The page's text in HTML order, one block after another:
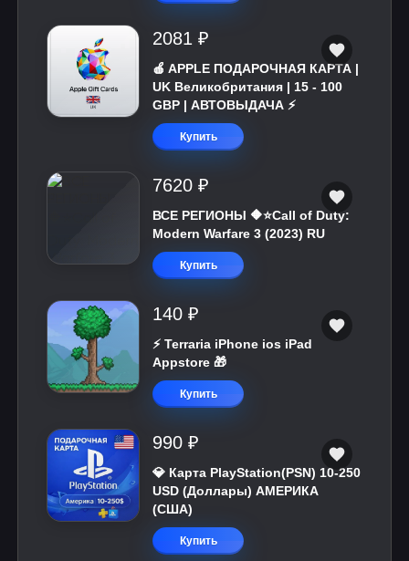
2081 ₽
🍎 APPLE ПОДАРОЧНАЯ КАРТА |
UK Великобритания | 15 - 100
GBP | АВТОВЫДАЧА ⚡️
Купить
7620 ₽
ВСЕ РЕГИОНЫ 🔶⭐Call of Duty:
Modern Warfare 3 (2023) RU
Купить
140 ₽
⚡️ Terraria iPhone ios iPad
Appstore 🎁
Купить
990 ₽
💎 Карта PlayStation(PSN) 10-250
USD (Доллары) АМЕРИКА
(США)
Купить